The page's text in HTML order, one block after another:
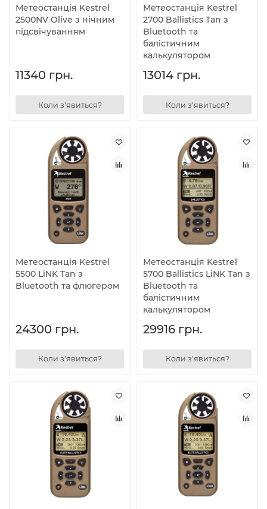
Метеостанція Kestrel
2500NV Olive з нічним
підсвічуванням
11340 грн.
Коли з'явиться?
Метеостанція Kestrel
2700 Ballistics Tan з
Bluetooth та
балістичним
калькулятором
13014 грн.
Коли з'явиться?
Метеостанція Kestrel
5500 LiNK Tan з
Bluetooth та флюгером
24300 грн.
Коли з'явиться?
Метеостанція Kestrel
5700 Ballistics LiNK Tan з
Bluetooth та
балістичним
калькулятором
29916 грн.
Коли з'явиться?